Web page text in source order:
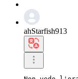
ahStarfish913